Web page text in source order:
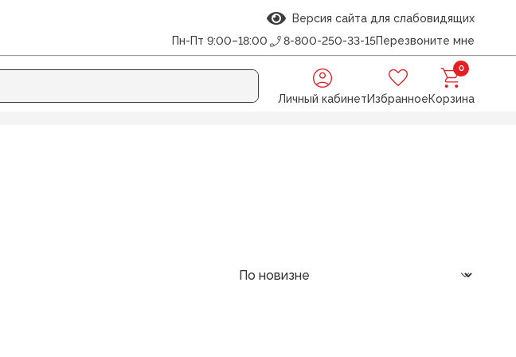
Версия сайта для слабовидящих
Пн-Пт 9:00–18:00 8-800-250-33-15Перезвоните мне
Личный кабинетИзбранное
0
Корзина